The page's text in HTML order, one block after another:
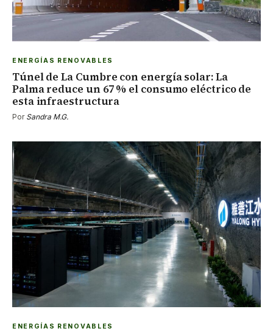
ENERGÍAS RENOVABLES
Túnel de La Cumbre con energía solar: La
Palma reduce un 67 % el consumo eléctrico de
esta infraestructura
Por Sandra M.G.
ENERGÍAS RENOVABLES